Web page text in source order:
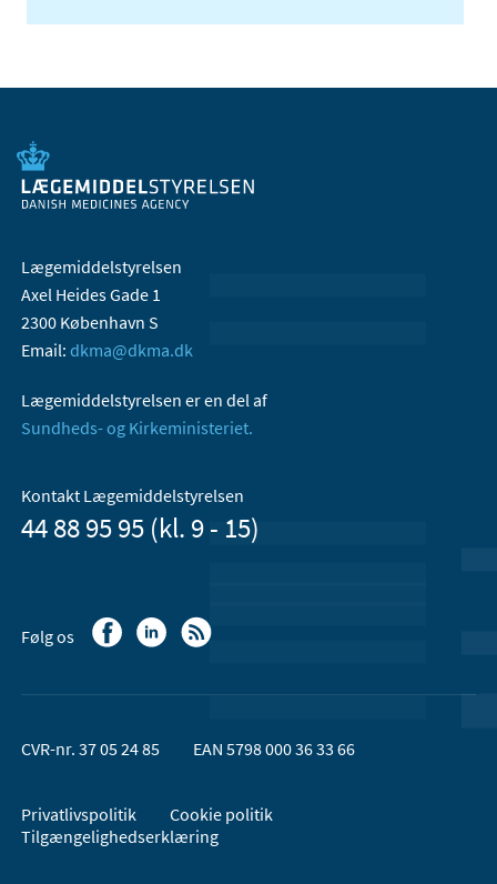
Lægemiddelstyrelsen
Axel Heides Gade 1
2300 København S
Email: dkma@dkma.dk
Lægemiddelstyrelsen er en del af
Sundheds- og Kirkeministeriet.
Kontakt Lægemiddelstyrelsen
44 88 95 95 (kl. 9 - 15)
Følg os
CVR-nr. 37 05 24 85 EAN 5798 000 36 33 66
Privatlivspolitik
Cookie politik
Tilgængelighedserklæring